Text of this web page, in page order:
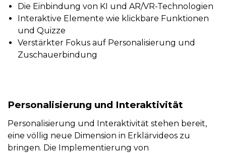
Die Einbindung von KI und AR/VR-Technologien
Interaktive Elemente wie klickbare Funktionen
und Quizze
Verstärkter Fokus auf Personalisierung und
Zuschauerbindung
Personalisierung und Interaktivität
Personalisierung und Interaktivität stehen bereit,
eine völlig neue Dimension in Erklärvideos zu
bringen. Die Implementierung von